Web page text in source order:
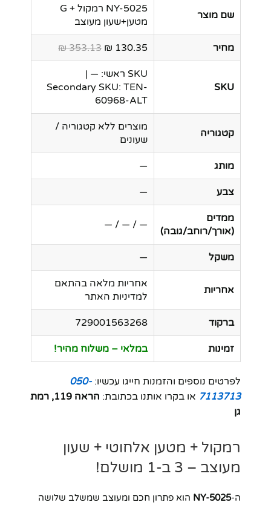
שם מוצר
NY-5025 רמקול + G
מטען+שעון מעוצב
מחיר 130.35 ₪
353.13 ₪
SKU
SKU ראשי: — |
Secondary SKU: TEN-
60968-ALT
קטגוריה
מוצרים ללא קטגוריה /
שעונים
מותג —
צבע —
ממדים
(אורך/רוחב/גובה)
— / — / —
משקל —
אחריות
אחריות מלאה בהתאם
למדיניות האתר
ברקוד 729001563268
זמינות במלאי – משלוח מהיר!
לפרטים נוספים והזמנות חייגו עכשיו: 050-
7113713 או בקרו אותנו בכתובת:
הראה 119, רמת
גן
רמקול + מטען אלחוטי + שעון
מעוצב – 3 ב-1 מושלם!
ה-NY-5025 הוא פתרון חכם ומעוצב שמשלב שלושה